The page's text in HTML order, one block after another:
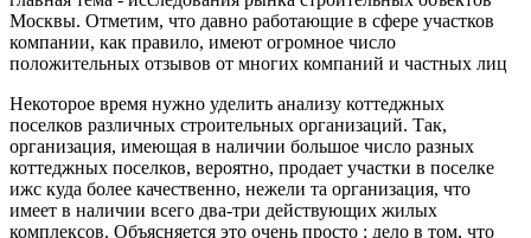
Москвы. Отметим, что давно работающие в сфере участков
компании, как правило, имеют огромное число
положительных отзывов от многих компаний и частных лиц
Некоторое время нужно уделить анализу коттеджных
поселков различных строительных организаций. Так,
организация, имеющая в наличии большое число разных
коттеджных поселков, вероятно, продает участки в поселке
ижс куда более качественно, нежели та организация, что
имеет в наличии всего два-три действующих жилых
комплексов. Объясняется это очень просто : дело в том, что